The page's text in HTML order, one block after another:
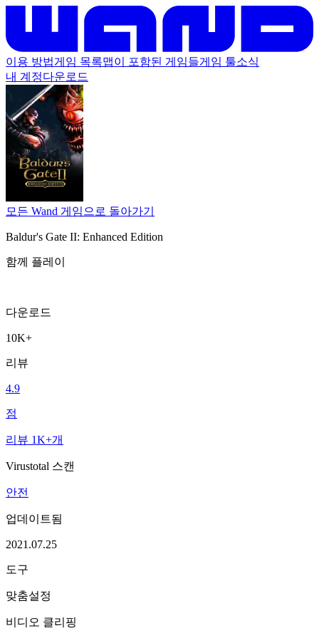
이용 방법게임 목록맵이 포함된 게임들게임 툴소식
내 계정다운로드
모든 Wand 게임으로 돌아가기
Baldur's Gate II: Enhanced Edition
함께 플레이
다운로드
10K+
리뷰
4.9
점
리뷰 1K+개
Virustotal 스캔
안전
업데이트됨
2021.07.25
도구
맞춤설정
비디오 클리핑